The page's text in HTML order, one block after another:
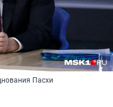
Пасхи